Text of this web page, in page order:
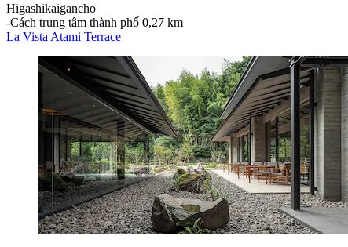
Higashikaigancho
‐Cách trung tâm thành phố 0,27 km
La Vista Atami Terrace